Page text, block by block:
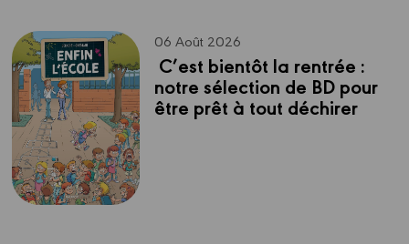
06 Août 2026
notre sélection de BD pour
être prêt à tout déchirer